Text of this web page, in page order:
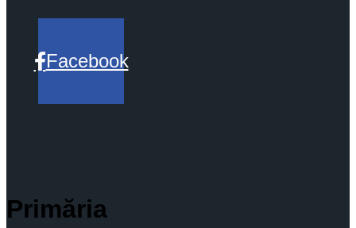
Facebook
Primăria